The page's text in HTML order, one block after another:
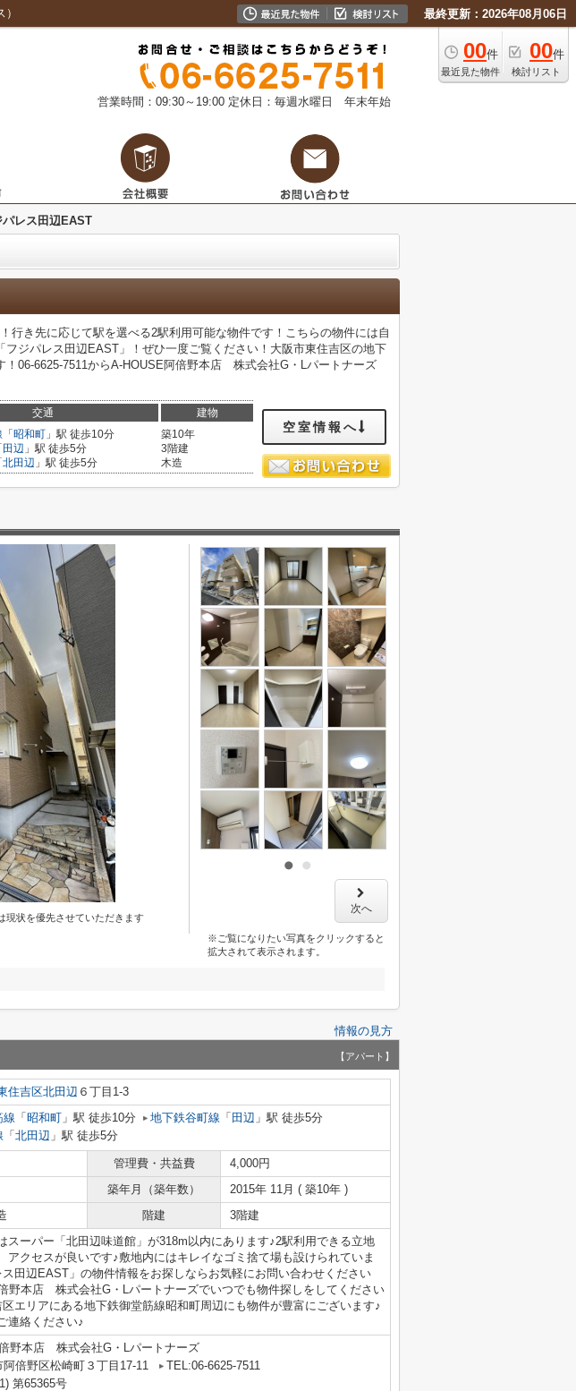
最終更新：2026年08月06日
00件
最近見た物件
00件
検討リスト
営業時間：09:30～19:00 定休日：毎週水曜日 年末年始
パレス田辺EAST
行き先に応じて駅を選べる2駅利用可能な物件です！こちらの物件には自
ジパレス田辺EAST」！ぜひ一度ご覧ください！大阪市東住吉区の地下
！06-6625-7511からA-HOUSE阿倍野本店 株式会社G・Lパートナーズ
交通 建物
「 昭和町 」駅 徒歩10分
田辺 」駅 徒歩5分
北田辺 」駅 徒歩5分
築10年
3階建
木造
空室情報へ
状を優先させていただきます
次へ
※ご覧になりたい写真をクリックすると
拡大されて表示されます。
情報の見方
【アパート】
住吉区北田辺 ６丁目1-3
線 「 昭和町 」駅 徒歩10分 地下鉄谷町線 「 田辺 」駅 徒歩5分
「 北田辺 」駅 徒歩5分
管理費・共益費
4,000円
築年月（築年数）
2015年 11月 ( 築10年 )
階建 3階建
スーパー「北田辺味道館」が318m以内にあります♪2駅利用できる立地
アクセスが良いです♪敷地内にはキレイなゴミ捨て場も設けられていま
田辺EAST」の物件情報をお探しならお気軽にお問い合わせください
野本店 株式会社G・Lパートナーズでいつでも物件探しをしてください
エリアにある地下鉄御堂筋線昭和町周辺にも物件が豊富にございます♪
連絡ください♪
野本店 株式会社G・Lパートナーズ
阿倍野区松崎町３丁目17-11
TEL:06-6625-7511
第65365号